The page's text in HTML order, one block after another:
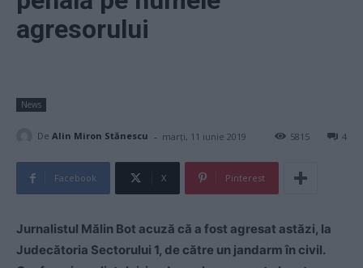
agresorului
News
De Alin Miron Stănescu - marți, 11 iunie 2019 4
5815
Facebook X Pinterest
Jurnalistul Mălin Bot acuză că a fost agresat astăzi, la
Judecătoria Sectorului 1, de către un jandarm în civil.